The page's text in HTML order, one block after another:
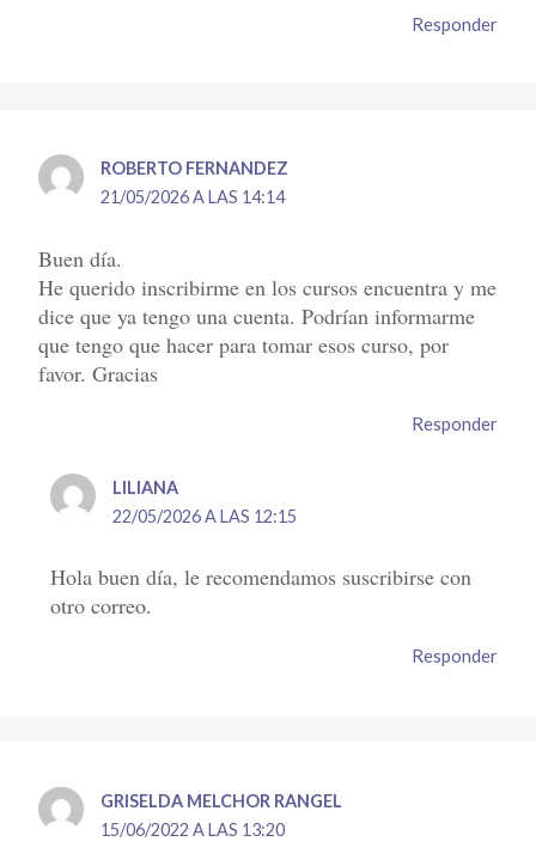
Responder
ROBERTO FERNANDEZ
21/05/2026 A LAS 14:14
Buen día.
He querido inscribirme en los cursos encuentra y me
dice que ya tengo una cuenta. Podrían informarme
que tengo que hacer para tomar esos curso, por
favor. Gracias
Responder
LILIANA
22/05/2026 A LAS 12:15
Hola buen día, le recomendamos suscribirse con
otro correo.
Responder
GRISELDA MELCHOR RANGEL
15/06/2022 A LAS 13:20